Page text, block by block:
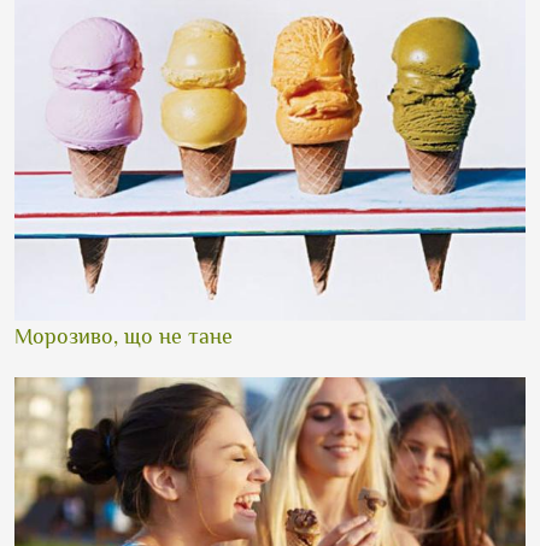
Морозиво, що не тане